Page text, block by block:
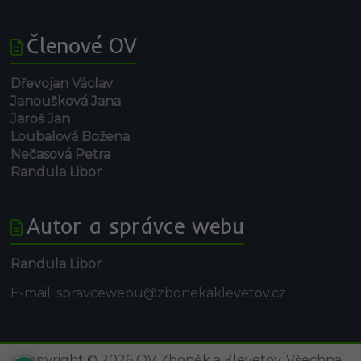
Členové OV
Dřevojan Václav
Janoušková Jana
Jaroš Jan
Loubalová Božena
Nečasová Petra
Randula Libor
Autor a správce webu
Randula Libor
E-mail: spravcewebu@zbonekaklevetov.cz